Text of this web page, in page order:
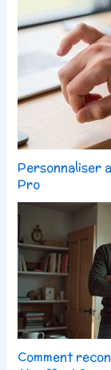
Personnaliser
Pro
Comment